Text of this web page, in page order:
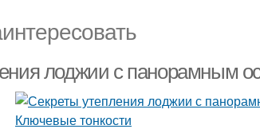
лоджии с панорамным